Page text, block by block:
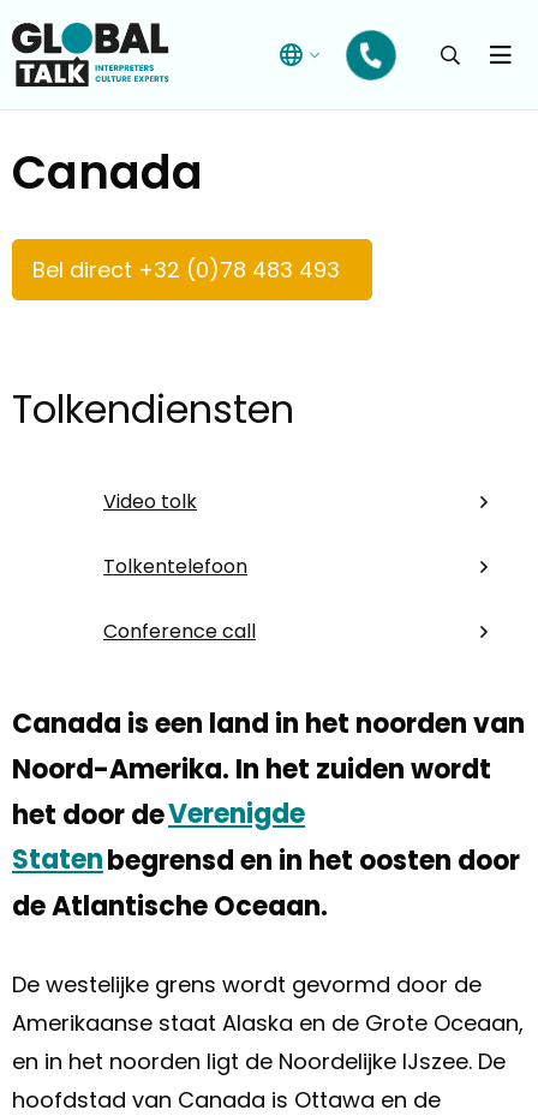
Open
Zoek
Zoek
Canada
Bel direct +32 (0)78 483 493
Tolkendiensten
Video tolk
Tolkentelefoon
Conference call
Canada is een land in het noorden van
Noord-Amerika. In het zuiden wordt
het door deVerenigde
Statenbegrensd en in het oosten door
de Atlantische Oceaan.
De westelijke grens wordt gevormd door de
Amerikaanse staat Alaska en de Grote Oceaan,
en in het noorden ligt de Noordelijke IJszee. De
hoofdstad van Canada is Ottawa en de